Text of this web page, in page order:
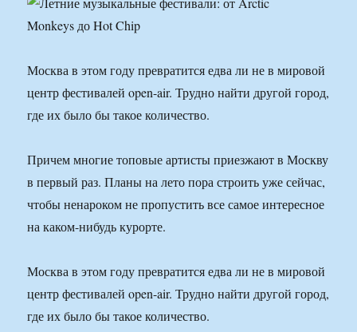
Москва в этом году превратится едва ли не в мировой
центр фестивалей open-air. Трудно найти другой город,
где их было бы такое количество.
Причем многие топовые артисты приезжают в Москву
в первый раз. Планы на лето пора строить уже сейчас,
чтобы ненароком не пропустить все самое интересное
на каком-нибудь курорте.
Москва в этом году превратится едва ли не в мировой
центр фестивалей open-air. Трудно найти другой город,
где их было бы такое количество.